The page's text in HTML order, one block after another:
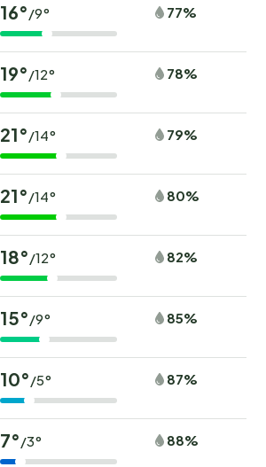
16° /9° 77%
19° /12° 78%
21° /14° 79%
21° /14° 80%
18° /12° 82%
15° /9° 85%
10° /5° 87%
7° /3° 88%